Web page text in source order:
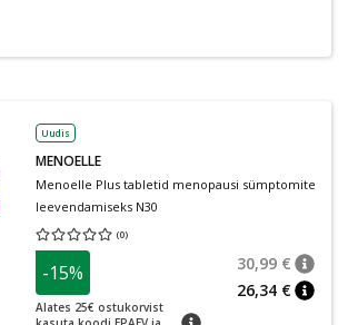
Uudis
MENOELLE
Menoelle Plus tabletid menopausi sümptomite
leevendamiseks N30
(0)
Keskmine hinnang 0.00
-15%
Alates 25€ ostukorvist
nõuanne
30,99 €
26,34 €